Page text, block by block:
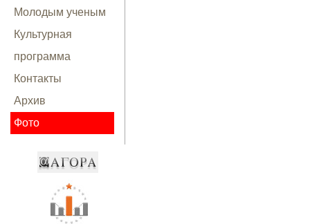
Молодым ученым
Культурная
программа
Контакты
Архив
Фото